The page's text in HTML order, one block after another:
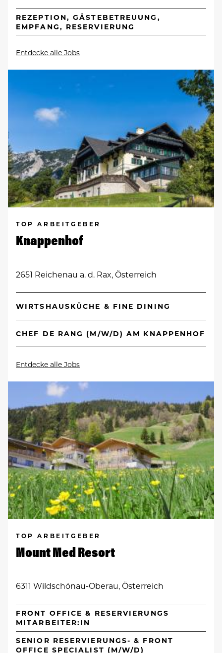
REZEPTION, GÄSTEBETREUUNG,
EMPFANG, RESERVIERUNG
Entdecke alle Jobs
TOP ARBEITGEBER
Knappenhof
2651 Reichenau a. d. Rax, Österreich
WIRTSHAUSKÜCHE & FINE DINING
CHEF DE RANG (M/W/D) AM KNAPPENHOF
Entdecke alle Jobs
TOP ARBEITGEBER
Mount Med Resort
6311 Wildschönau-Oberau, Österreich
FRONT OFFICE & RESERVIERUNGS
MITARBEITER:IN
SENIOR RESERVIERUNGS- & FRONT
OFFICE SPECIALIST (M/W/D)